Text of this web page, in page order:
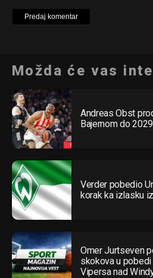
Možda će vas
Andreas Obst
Bajernom do
Verder pobedio
korak ka izlasku
Omer Jurtseven
skokova u pobedi
Vipersa nad